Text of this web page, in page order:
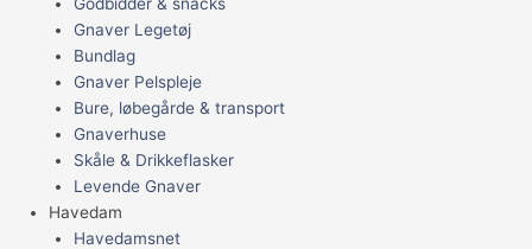
Gnaver Legetøj
Bundlag
Gnaver Pelspleje
Bure, løbegårde & transport
Gnaverhuse
Skåle & Drikkeflasker
Levende Gnaver
Havedam
Havedamsnet